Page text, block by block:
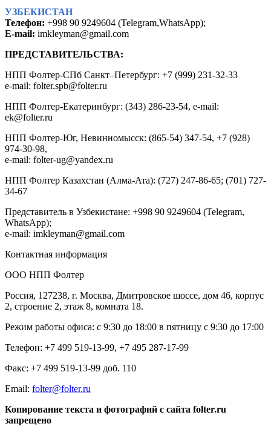
УЗБЕКИСТАН
Телефон: +998 90 9249604 (Telegram,WhatsApp);
Е-mail: imkleyman@gmail.com
ПРЕДСТАВИТЕЛЬСТВА:
НПП Фолтер-СПб Санкт–Петербург: +7 (999) 231-32-33
e-mail: folter.spb@folter.ru
НПП Фолтер-Екатеринбург: (343) 286-23-54, e-mail:
ek@folter.ru
НПП Фолтер-Юг, Невинномысск: (865-54) 347-54, +7 (928)
974-30-98,
e-mail: folter-ug@yandex.ru
НПП Фолтер Казахстан (Алма-Ата): (727) 247-86-65; (701) 727-
34-67
Представитель в Узбекистане: +998 90 9249604 (Telegram,
WhatsApp);
e-mail: imkleyman@gmail.com
Контактная информация
ООО НПП Фолтер
Россия, 127238, г. Москва, Дмитровское шоссе, дом 46, корпус
2, строение 2, этаж 8, комната 18.
Режим работы офиса: с 9:30 до 18:00 в пятницу с 9:30 до 17:00
Телефон: +7 499 519-13-99, +7 495 287-17-99
Факс: +7 499 519-13-99 доб. 110
Еmail: folter@folter.ru
Копирование текста и фотографий с сайта folter.ru
запрещено